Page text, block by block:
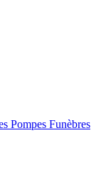
Pompes Funèbres